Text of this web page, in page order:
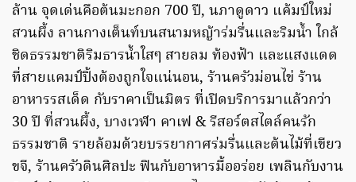
ล้าน จุดเด่นคือต้นมะกอก 700 ปี, นภาดูดาว แค้มป์ใหม่
สวนผึ้ง ลานกางเต็นท์บนสนามหญ้าร่มรื่นและริมน้ำ ใกล้
ชิดธรรมชาติริมธารน้ำใสๆ สายลม ท้องฟ้า และแสงแดด
ที่สายแคมป์ปิ้งต้องถูกใจแน่นอน, ร้านครัวม่อนไข่ ร้าน
อาหารรสเด็ด กับราคาเป็นมิตร ที่เปิดบริการมาแล้วกว่า
30 ปี ที่สวนผึ้ง, บางเวฬา คาเฟ & รีสอร์ตสไตล์คนรัก
ธรรมชาติ รายล้อมด้วยบรรยากาศร่มรื่นและต้นไม้ที่เขียว
ขจี, ร้านครัวดินศิลปะ ฟินกับอาหารมื้ออร่อย เพลินกับงาน